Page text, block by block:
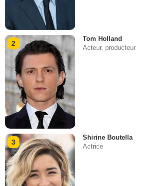
2
Tom Holland
Acteur, producteur
3
Shirine Boutella
Actrice